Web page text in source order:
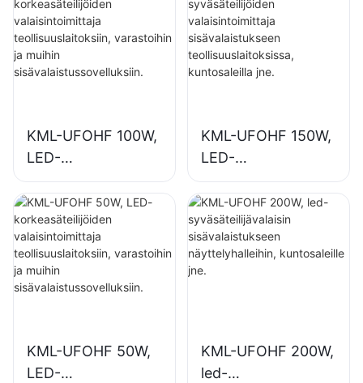
KML-UFOHF 100W,
LED-
korkeasäteilijöiden
valaisintoimittaja
teollisuuslaitoksiin,
varastoihin ja
muihin
sisävalaistussovellu
KML-UFOHF 150W,
LED-
syväsäteilijöiden
valaisintoimittaja
sisävalaistukseen
teollisuuslaitoksissa
, kuntosaleilla jne.
KML-UFOHF 50W,
LED-
KML-UFOHF 200W,
led-